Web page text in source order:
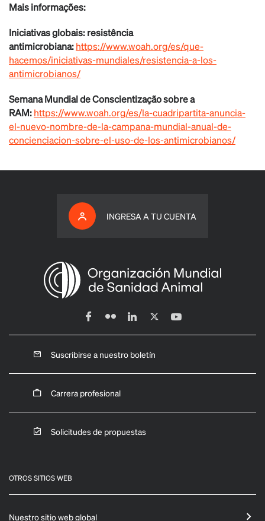
Mais informações:
Iniciativas globais: resistência
antimicrobiana:https://www.woah.org/es/que-
hacemos/iniciativas-mundiales/resistencia-a-los-
antimicrobianos/
Semana Mundial de Conscientização sobre a
RAM:https://www.woah.org/es/la-cuadripartita-anuncia-
el-nuevo-nombre-de-la-campana-mundial-anual-de-
concienciacion-sobre-el-uso-de-los-antimicrobianos/
INGRESA A TU CUENTA
Suscribirse a nuestro boletín
Carrera profesional
Solicitudes de propuestas
OTROS SITIOS WEB
Nuestro sitio web global